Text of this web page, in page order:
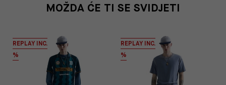
MOŽDA ĆE TI SE SVIDJETI
REPLAY INC.
%
REPLAY INC.
%